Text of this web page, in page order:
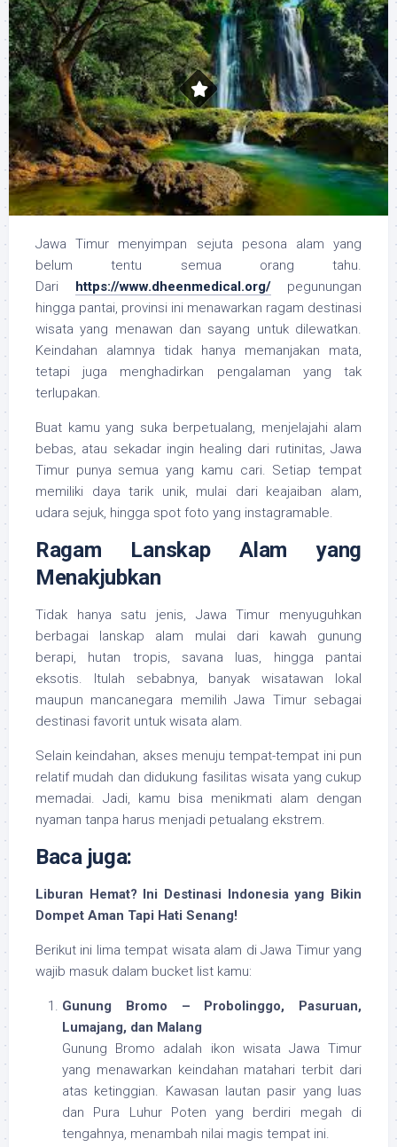
Jawa Timur menyimpan sejuta pesona alam yang
belum tentu semua orang tahu.
Dari https://www.dheenmedical.org/pegunungan
hingga pantai, provinsi ini menawarkan ragam destinasi
wisata yang menawan dan sayang untuk dilewatkan.
Keindahan alamnya tidak hanya memanjakan mata,
tetapi juga menghadirkan pengalaman yang tak
terlupakan.
Buat kamu yang suka berpetualang, menjelajahi alam
bebas, atau sekadar ingin healing dari rutinitas, Jawa
Timur punya semua yang kamu cari. Setiap tempat
memiliki daya tarik unik, mulai dari keajaiban alam,
udara sejuk, hingga spot foto yang instagramable.
Ragam Lanskap Alam yang
Menakjubkan
Tidak hanya satu jenis, Jawa Timur menyuguhkan
berbagai lanskap alam mulai dari kawah gunung
berapi, hutan tropis, savana luas, hingga pantai
eksotis. Itulah sebabnya, banyak wisatawan lokal
maupun mancanegara memilih Jawa Timur sebagai
destinasi favorit untuk wisata alam.
Selain keindahan, akses menuju tempat-tempat ini pun
relatif mudah dan didukung fasilitas wisata yang cukup
memadai. Jadi, kamu bisa menikmati alam dengan
nyaman tanpa harus menjadi petualang ekstrem.
Baca juga:
Liburan Hemat? Ini Destinasi Indonesia yang Bikin
Dompet Aman Tapi Hati Senang!
Berikut ini lima tempat wisata alam di Jawa Timur yang
wajib masuk dalam bucket list kamu:
Gunung Bromo – Probolinggo, Pasuruan,
Lumajang, dan Malang
Gunung Bromo adalah ikon wisata Jawa Timur
yang menawarkan keindahan matahari terbit dari
atas ketinggian. Kawasan lautan pasir yang luas
dan Pura Luhur Poten yang berdiri megah di
tengahnya, menambah nilai magis tempat ini.